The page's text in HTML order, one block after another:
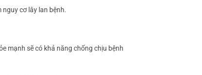
cơ lây lan bệnh.
mạnh sẽ có khả năng chống chịu bệnh